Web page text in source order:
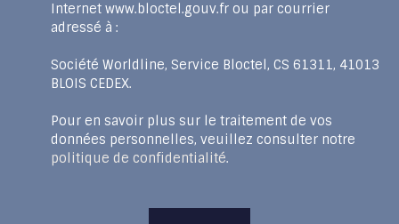
Internet www.bloctel.gouv.fr ou par courrier
adressé à :
Société Worldline, Service Bloctel, CS 61311, 41013
BLOIS CEDEX.
Pour en savoir plus sur le traitement de vos
données personnelles, veuillez consulter notre
politique de confidentialité.